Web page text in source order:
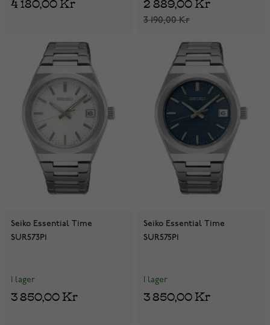
3 190,00 Kr
Seiko Essential Time
SUR573P1
I lager
3 850,00 Kr
Seiko Essential Time
SUR575P1
I lager
3 850,00 Kr